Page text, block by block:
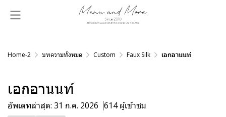
Home-2 บทความทั้งหมด Custom Faux Silk เอกอานนท์
เอกอานนท์
อัพเดทล่าสุด: 31 ก.ค. 2026 614 ผู้เข้าชม